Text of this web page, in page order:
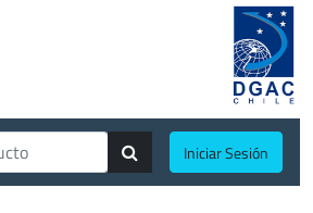
Iniciar Sesión